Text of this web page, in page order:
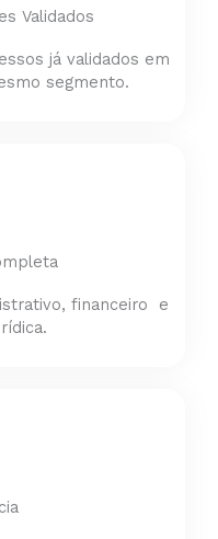
Validados
já validados em
segmento.
financeiro e